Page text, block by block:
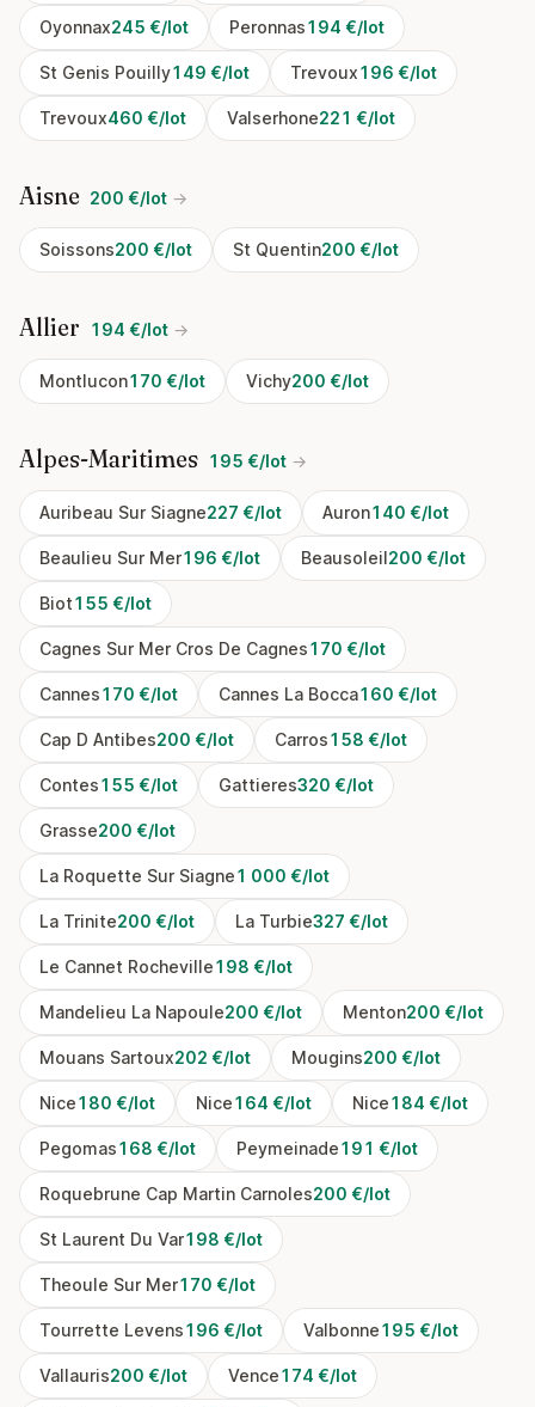
Oyonnax245 €/lot Peronnas194 €/lot
St Genis Pouilly149 €/lot Trevoux196 €/lot
Trevoux460 €/lot Valserhone221 €/lot
Aisne 200 €/lot →
Soissons200 €/lot St Quentin200 €/lot
Allier 194 €/lot →
Montlucon170 €/lot Vichy200 €/lot
Alpes-Maritimes 195 €/lot →
Auribeau Sur Siagne227 €/lot Auron140 €/lot
Beaulieu Sur Mer196 €/lot Beausoleil200 €/lot
Biot155 €/lot
Cagnes Sur Mer Cros De Cagnes170 €/lot
Cannes170 €/lot Cannes La Bocca160 €/lot
Cap D Antibes200 €/lot Carros158 €/lot
Contes155 €/lot Gattieres320 €/lot
Grasse200 €/lot
La Roquette Sur Siagne1 000 €/lot
La Trinite200 €/lot La Turbie327 €/lot
Le Cannet Rocheville198 €/lot
Mandelieu La Napoule200 €/lot Menton200 €/lot
Mouans Sartoux202 €/lot Mougins200 €/lot
Nice180 €/lot Nice164 €/lot Nice184 €/lot
Pegomas168 €/lot Peymeinade191 €/lot
Roquebrune Cap Martin Carnoles200 €/lot
St Laurent Du Var198 €/lot
Theoule Sur Mer170 €/lot
Tourrette Levens196 €/lot Valbonne195 €/lot
Vallauris200 €/lot Vence174 €/lot